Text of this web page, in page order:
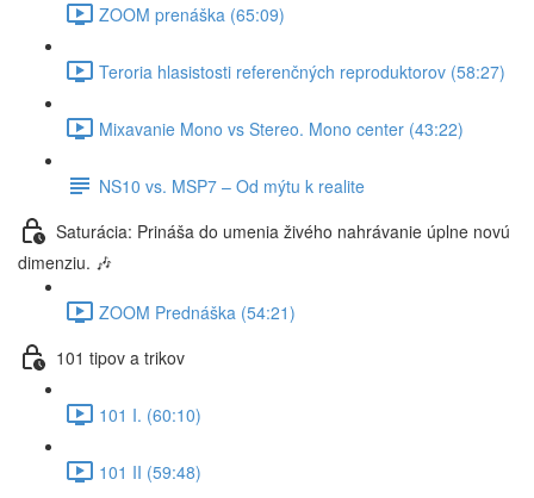
ZOOM prenáška (65:09)
Teroria hlasistosti referenčných reproduktorov (58:27)
Mixavanie Mono vs Stereo. Mono center (43:22)
NS10 vs. MSP7 – Od mýtu k realite
Saturácia: Prináša do umenia živého nahrávanie úplne novú
dimenziu. 🎶
ZOOM Prednáška (54:21)
101 tipov a trikov
101 I. (60:10)
101 II (59:48)